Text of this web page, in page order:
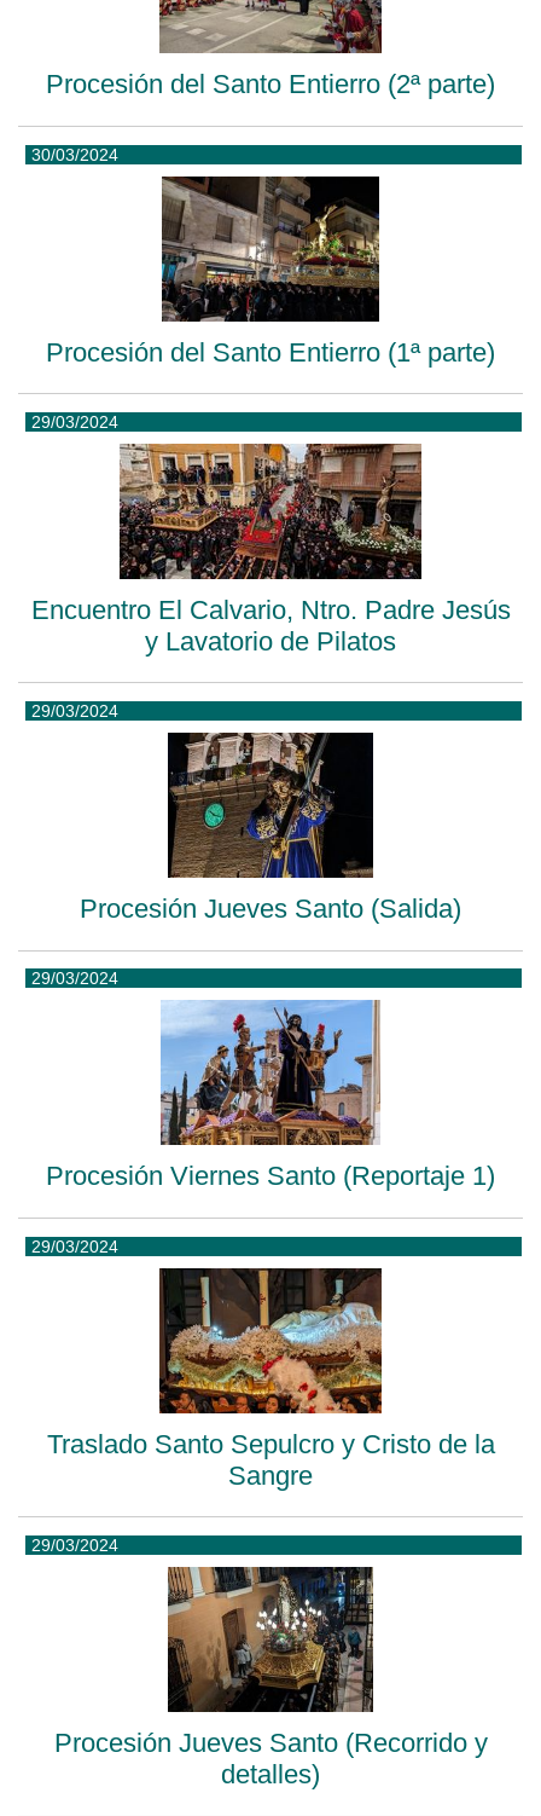
Procesión del Santo Entierro (2ª parte)
30/03/2024
Procesión del Santo Entierro (1ª parte)
29/03/2024
Encuentro El Calvario, Ntro. Padre Jesús
y Lavatorio de Pilatos
29/03/2024
Procesión Jueves Santo (Salida)
29/03/2024
Procesión Viernes Santo (Reportaje 1)
29/03/2024
Traslado Santo Sepulcro y Cristo de la
Sangre
29/03/2024
Procesión Jueves Santo (Recorrido y
detalles)